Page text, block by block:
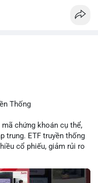
Thống
chứng khoán cụ thể,
trung. ETF truyền thống
cổ phiếu, giảm rủi ro